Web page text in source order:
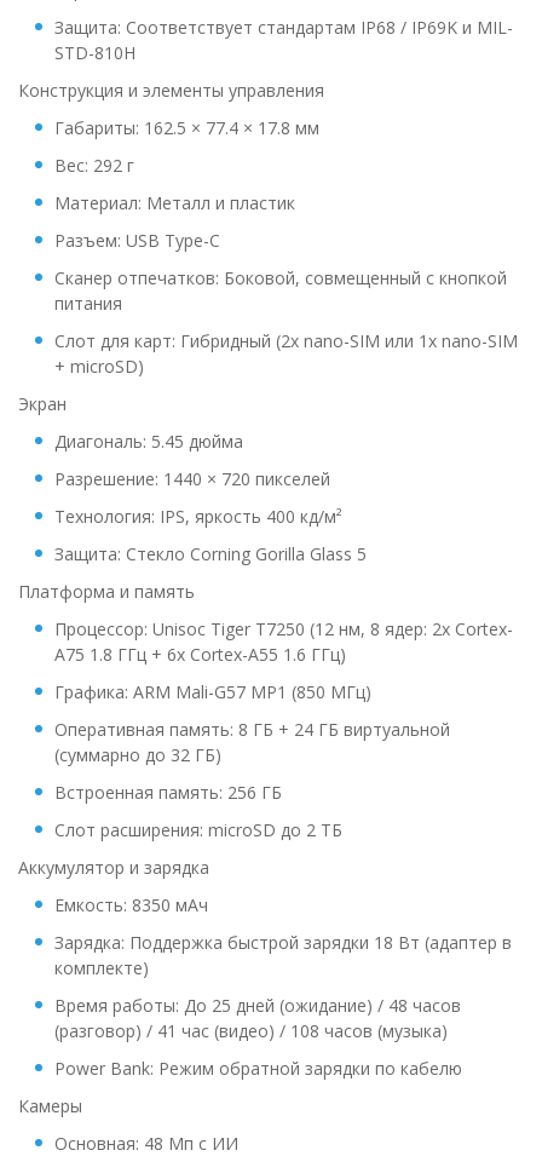
Защита: Соответствует стандартам IP68 / IP69K и MIL-
STD-810H
Конструкция и элементы управления
Габариты: 162.5 × 77.4 × 17.8 мм
Вес: 292 г
Материал: Металл и пластик
Разъем: USB Type-C
Сканер отпечатков: Боковой, совмещенный с кнопкой
питания
Слот для карт: Гибридный (2x nano-SIM или 1x nano-SIM
+ microSD)
Экран
Диагональ: 5.45 дюйма
Разрешение: 1440 × 720 пикселей
Технология: IPS, яркость 400 кд/м²
Защита: Стекло Corning Gorilla Glass 5
Платформа и память
Процессор: Unisoc Tiger T7250 (12 нм, 8 ядер: 2x Cortex-
A75 1.8 ГГц + 6x Cortex-A55 1.6 ГГц)
Графика: ARM Mali-G57 MP1 (850 МГц)
Оперативная память: 8 ГБ + 24 ГБ виртуальной
(суммарно до 32 ГБ)
Встроенная память: 256 ГБ
Слот расширения: microSD до 2 ТБ
Аккумулятор и зарядка
Емкость: 8350 мАч
Зарядка: Поддержка быстрой зарядки 18 Вт (адаптер в
комплекте)
Время работы: До 25 дней (ожидание) / 48 часов
(разговор) / 41 час (видео) / 108 часов (музыка)
Power Bank: Режим обратной зарядки по кабелю
Камеры
Основная: 48 Мп с ИИ